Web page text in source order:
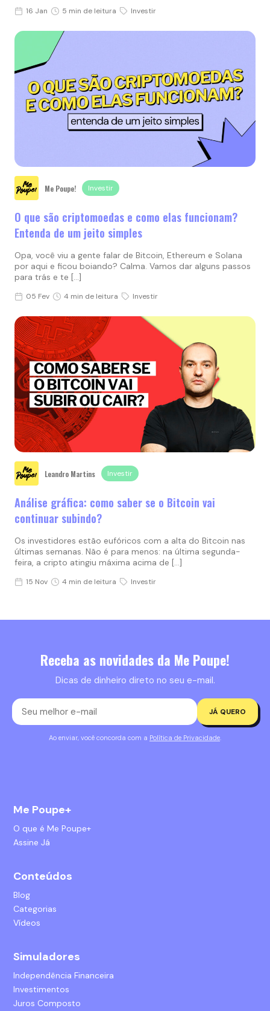
16 Jan 5 min de leitura Investir
Me Poupe! Investir
O que são criptomoedas e como elas funcionam?
Entenda de um jeito simples
Opa, você viu a gente falar de Bitcoin, Ethereum e Solana
por aqui e ficou boiando? Calma. Vamos dar alguns passos
para trás e te […]
05 Fev 4 min de leitura Investir
Leandro Martins Investir
Análise gráfica: como saber se o Bitcoin vai
continuar subindo?
Os investidores estão eufóricos com a alta do Bitcoin nas
últimas semanas. Não é para menos: na última segunda-
feira, a cripto atingiu máxima acima de […]
15 Nov 4 min de leitura Investir
Receba as novidades da Me Poupe!
Dicas de dinheiro direto no seu e-mail.
JÁ QUERO
Ao enviar, você concorda com a Política de Privacidade.
Me Poupe+
O que é Me Poupe+
Assine Já
Conteúdos
Blog
Categorias
Vídeos
Simuladores
Independência Financeira
Investimentos
Juros Composto